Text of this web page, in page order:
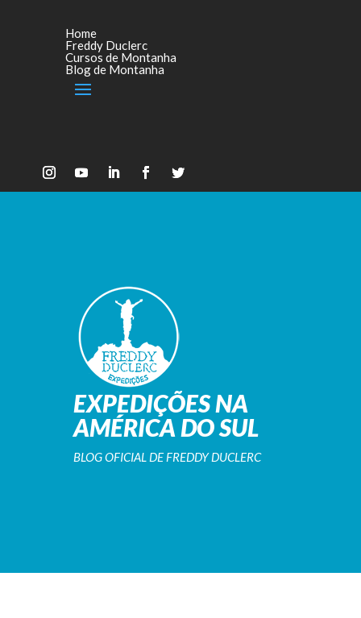
Home
Freddy Duclerc
Cursos de Montanha
Blog de Montanha
EXPEDIÇÕES NA
AMÉRICA DO SUL
BLOG OFICIAL DE FREDDY DUCLERC